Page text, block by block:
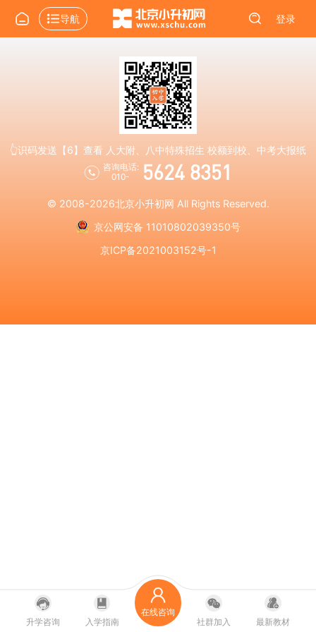
导航 登录
👆识码发送【6】查看 人大附、八中特殊招生 校额到校、中考大报纸
咨询电话:
010-
5624 8351
© 2008-2026北京小升初网 All Rights Reserved.
京公网安备 11010802039350号
京ICP备2021003152号-1
升学咨询 入学指南
在线咨询
社群加入
最新教材